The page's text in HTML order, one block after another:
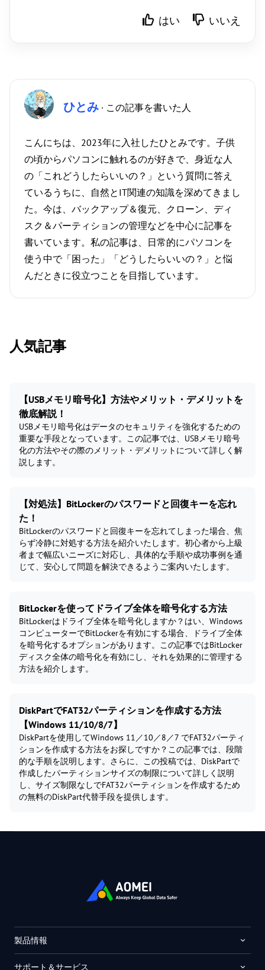
はい いいえ
ひとみ · この記事を書いた人
こんにちは、2023年に入社したひとみです。子供
の頃からパソコンに触れるのが好きで、身近な人
の「これどうしたらいいの？」という質問に答え
ているうちに、自然とIT関連の知識を深めてきまし
た。今は、バックアップ＆復元、クローン、ディ
スク＆パーティションの管理などを中心に記事を
書いています。私の記事は、日常的にパソコンを
使う中で「困った」「どうしたらいいの？」と悩
んだときに役立つことを目指しています。
人気記事
【USBメモリ暗号化】方法やメリット・デメリットを
徹底解説！
USBメモリ暗号化はデータのセキュリティを強化するための
重要な手段となっています。この記事では、USBメモリ暗号
化の方法やその際のメリット・デメリットについて詳しく解
説します。
【対処法】BitLockerのパスワードと回復キーを忘れ
た！
BitLockerのパスワードと回復キーを忘れてしまった場合、焦
らず冷静に対処する方法を紹介いたします。初心者から上級
者まで幅広いニーズに対応し、具体的な手順や成功事例を通
じて、安心して問題を解決できるようご案内いたします。
BitLockerを使ってドライブ全体を暗号化する方法
BitLockerはドライブ全体を暗号化しますか？はい、Windows
コンピューターでBitLockerを有効にする場合、ドライブ全体
を暗号化するオプションがあります。この記事ではBitLocker
ディスク全体の暗号化を有効にし、それを効果的に管理する
方法を紹介します。
DiskPartでFAT32パーティションを作成する方法
【Windows 11/10/8/7】
DiskPartを使用してWindows 11／10／8／7 でFAT32パーティ
ションを作成する方法をお探しですか？この記事では、段階
的な手順を説明します。さらに、この投稿では、DiskPartで
作成したパーティションサイズの制限について詳しく説明
し、サイズ制限なしでFAT32パーティションを作成するため
の無料のDiskPart代替手段を提供します。
製品情報
サポート＆サービス